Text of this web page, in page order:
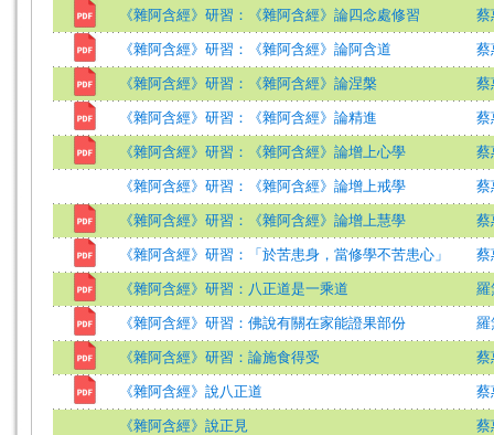
《雜阿含經》研習：《雜阿含經》論四念處修習 蔡
《雜阿含經》研習：《雜阿含經》論阿含道 蔡
《雜阿含經》研習：《雜阿含經》論涅槃 蔡
《雜阿含經》研習：《雜阿含經》論精進 蔡
《雜阿含經》研習：《雜阿含經》論增上心學 蔡
《雜阿含經》研習：《雜阿含經》論增上戒學 蔡
《雜阿含經》研習：《雜阿含經》論增上慧學 蔡
《雜阿含經》研習：「於苦患身，當修學不苦患心」 蔡
《雜阿含經》研習：八正道是一乘道 羅
《雜阿含經》研習：佛說有關在家能證果部份 羅
《雜阿含經》研習：論施食得受 蔡
《雜阿含經》說八正道 蔡
《雜阿含經》說正見 蔡